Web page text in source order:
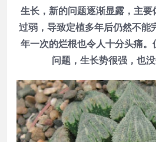
生长，新的问题逐渐显露，主
过弱，导致定植多年后仍然不能
年一次的烂根也令人十分头痛
问题，生长势很强，也没